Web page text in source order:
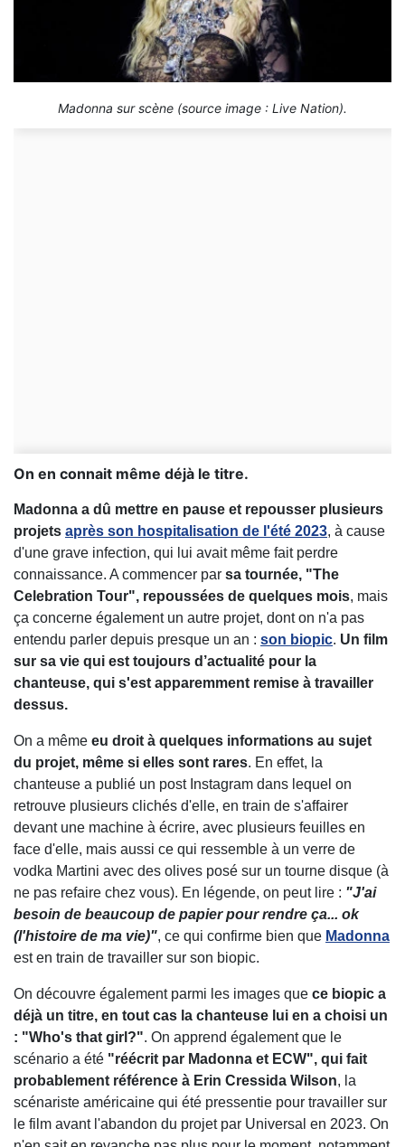
Madonna sur scène (source image : Live Nation).
On en connait même déjà le titre.
Madonna a dû mettre en pause et repousser plusieurs
projets après son hospitalisation de l'été 2023, à cause
d'une grave infection, qui lui avait même fait perdre
connaissance. A commencer par sa tournée, "The
Celebration Tour", repoussées de quelques mois, mais
ça concerne également un autre projet, dont on n'a pas
entendu parler depuis presque un an : son biopic. Un film
sur sa vie qui est toujours d’actualité pour la
chanteuse, qui s'est apparemment remise à travailler
dessus.
On a même eu droit à quelques informations au sujet
du projet, même si elles sont rares. En effet, la
chanteuse a publié un post Instagram dans lequel on
retrouve plusieurs clichés d'elle, en train de s'affairer
devant une machine à écrire, avec plusieurs feuilles en
face d'elle, mais aussi ce qui ressemble à un verre de
vodka Martini avec des olives posé sur un tourne disque (à
ne pas refaire chez vous). En légende, on peut lire : "J'ai
besoin de beaucoup de papier pour rendre ça... ok
(l'histoire de ma vie)", ce qui confirme bien que Madonna
est en train de travailler sur son biopic.
On découvre également parmi les images que ce biopic a
déjà un titre, en tout cas la chanteuse lui en a choisi un
: "Who's that girl?". On apprend également que le
scénario a été "réécrit par Madonna et ECW", qui fait
probablement référence à Erin Cressida Wilson, la
scénariste américaine qui été pressentie pour travailler sur
le film avant l'abandon du projet par Universal en 2023. On